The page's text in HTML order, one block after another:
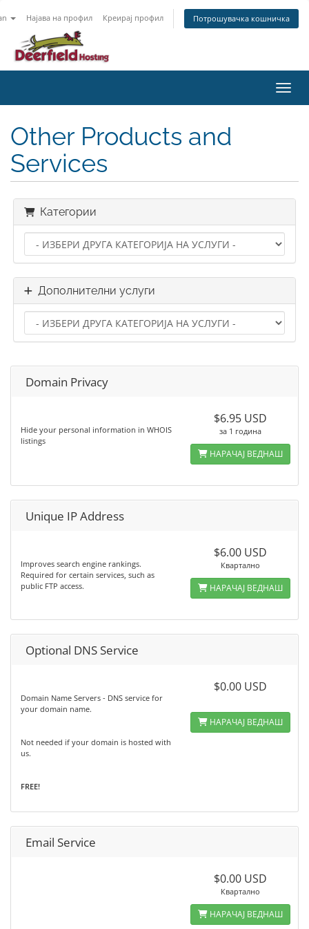
Најава на профил Креирај профил Потрошувачка кошничка
Other Products and
Services
Категории
Дополнителни услуги
Domain Privacy
Hide your personal information in WHOIS
listings
$6.95 USD
за 1 година
НАРАЧАЈ ВЕДНАШ
Unique IP Address
Improves search engine rankings.
Required for certain services, such as
public FTP access.
$6.00 USD
Квартално
НАРАЧАЈ ВЕДНАШ
Optional DNS Service
Domain Name Servers - DNS service for
your domain name.
Not needed if your domain is hosted with
us.
FREE!
$0.00 USD
НАРАЧАЈ ВЕДНАШ
Email Service
$0.00 USD
Квартално
НАРАЧАЈ ВЕДНАШ